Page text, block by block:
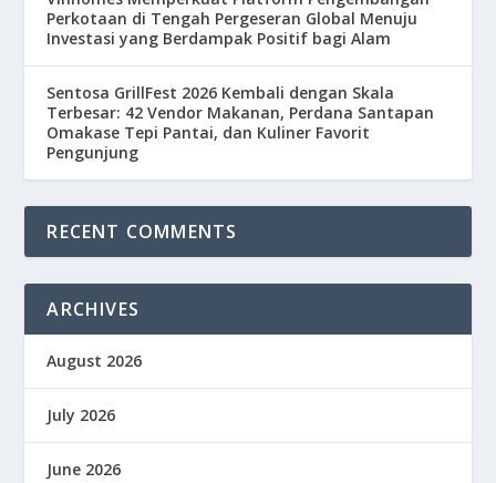
Perkotaan di Tengah Pergeseran Global Menuju
Investasi yang Berdampak Positif bagi Alam
Sentosa GrillFest 2026 Kembali dengan Skala
Terbesar: 42 Vendor Makanan, Perdana Santapan
Omakase Tepi Pantai, dan Kuliner Favorit
Pengunjung
RECENT COMMENTS
ARCHIVES
August 2026
July 2026
June 2026